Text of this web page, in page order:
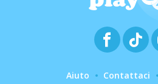
Aiuto Contattaci